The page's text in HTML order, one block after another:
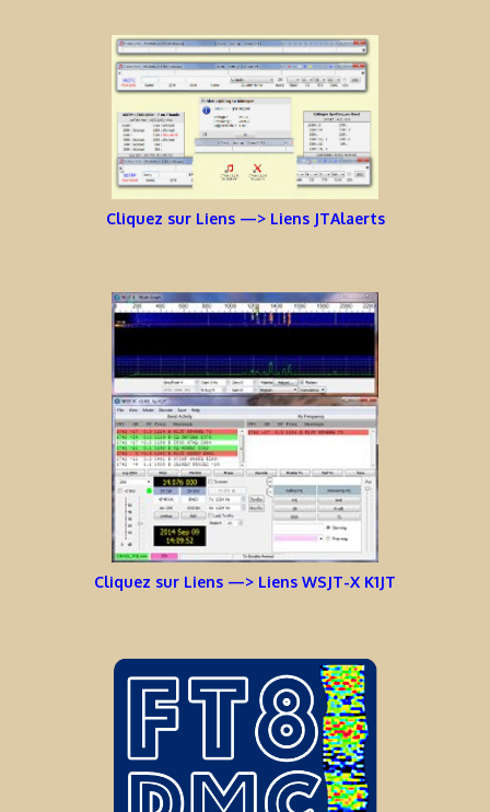
Cliquez sur Liens —> Liens JTAlaerts
Cliquez sur Liens —> Liens WSJT-X K1JT